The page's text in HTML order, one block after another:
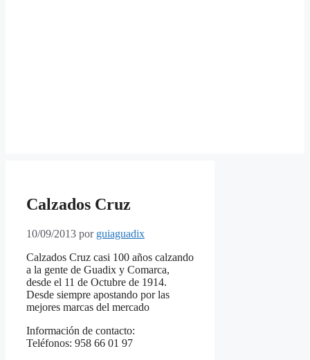
Calzados Cruz
10/09/2013 por guiaguadix
Calzados Cruz casi 100 años calzando
a la gente de Guadix y Comarca,
desde el 11 de Octubre de 1914.
Desde siempre apostando por las
mejores marcas del mercado
Información de contacto:
Teléfonos: 958 66 01 97